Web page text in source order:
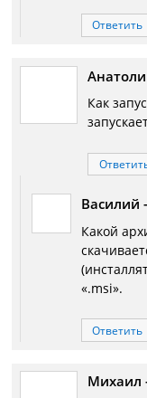
Ответить
Как
Василий -
Какой
«.msi».
Ответить
Михаил